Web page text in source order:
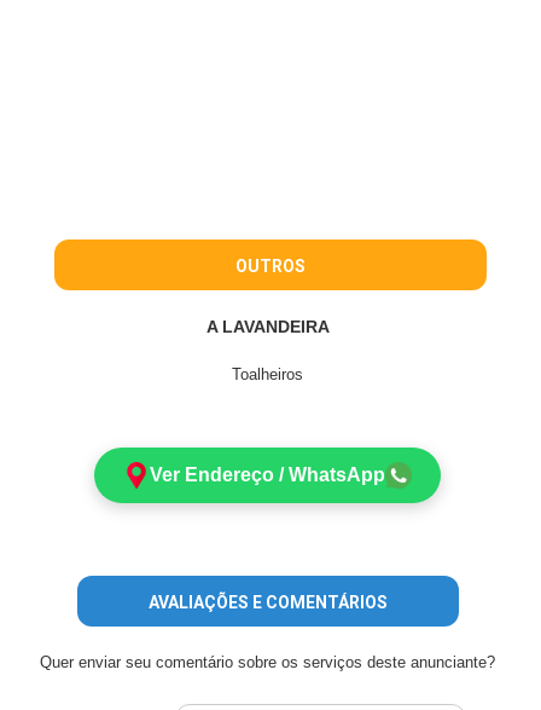
OUTROS
A LAVANDEIRA
Toalheiros
Ver Endereço / WhatsApp
AVALIAÇÕES E COMENTÁRIOS
Quer enviar seu comentário sobre os serviços deste anunciante?